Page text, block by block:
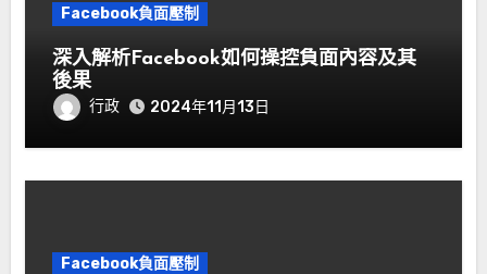
Facebook負面壓制
深入解析Facebook如何操控負面內容及其
後果
行政 2024年11月13日
Facebook負面壓制